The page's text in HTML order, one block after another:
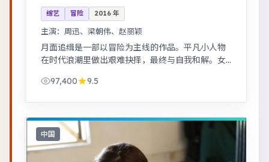
综艺 冒险 2016 年
主演： 周迅、梁朝伟、赵丽颖
月面追缉是一部以冒险为主线的作品。平凡小人物
在时代浪潮里做出艰难抉择，最终与自我和解。女
感强。
97,400 9.5
中国